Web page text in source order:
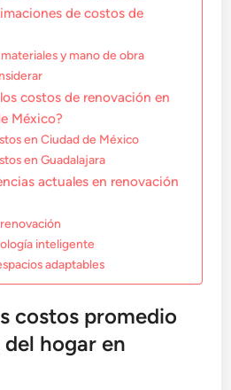
de costos de
y mano de obra
costos de renovación en
México?
en Ciudad de México
en Guadalajara
actuales en renovación
inteligente
adaptables
costos promedio
hogar en